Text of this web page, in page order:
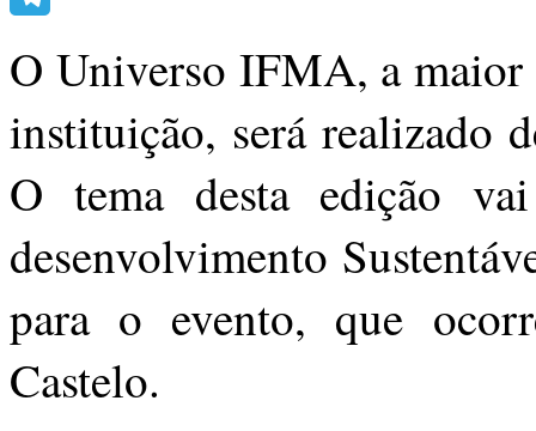
O Universo IFMA, a maior
instituição, será realizado
O tema desta edição
desenvolvimento
para o evento, que
Castelo.